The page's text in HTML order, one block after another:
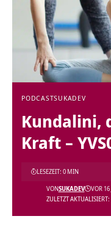
PODCASTSUKADEV
Kundalini,
Kraft –
ZULETZT
VONSUKADEV VOR 16
LESEZEIT: 0 MIN